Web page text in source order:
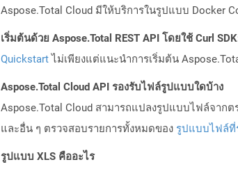
Aspose.Total Cloud มีให้บริการในรูปแบบ Docker
เริ่มต้นด้วย Aspose.Total REST API โดยใช้ Curl
Quickstartไม่เพียงแต่แนะนำการเริ่มต้น
Aspose.Total Cloud API รองรับไฟล์รูปแบบใดบ้าง
Aspose.Total Cloud สามารถแปลงรูปแบบไฟล์จากต
และอื่น ๆ ตรวจสอบรายการทั้งหมดของ รูปแบบไฟล์ที่
รูปแบบ XLS คืออะไร